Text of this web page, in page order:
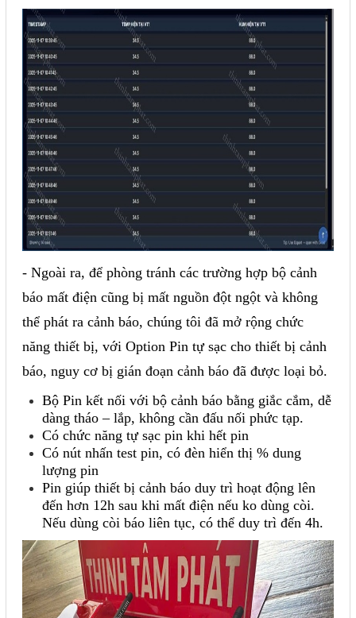
- Ngoài ra, để phòng tránh các trường hợp bộ cảnh
báo mất điện cũng bị mất nguồn đột ngột và không
thể phát ra cảnh báo, chúng tôi đã mở rộng chức
năng thiết bị, với Option Pin tự sạc cho thiết bị cảnh
báo, nguy cơ bị gián đoạn cảnh báo đã được loại bỏ.
Bộ Pin kết nối với bộ cảnh báo bằng giắc cắm, dễ
dàng tháo – lắp, không cần đấu nối phức tạp.
Có chức năng tự sạc pin khi hết pin
Có nút nhấn test pin, có đèn hiển thị % dung
lượng pin
Pin giúp thiết bị cảnh báo duy trì hoạt động lên
đến hơn 12h sau khi mất điện nếu ko dùng còi.
Nếu dùng còi báo liên tục, có thể duy trì đến 4h.